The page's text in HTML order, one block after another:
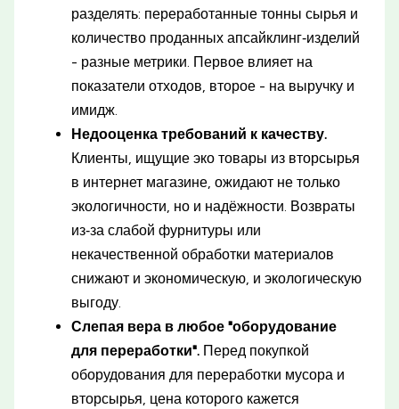
разделять: переработанные тонны сырья и
количество проданных апсайклинг‑изделий
- разные метрики. Первое влияет на
показатели отходов, второе - на выручку и
имидж.
Недооценка требований к качеству.
Клиенты, ищущие эко товары из вторсырья
в интернет магазине, ожидают не только
экологичности, но и надёжности. Возвраты
из‑за слабой фурнитуры или
некачественной обработки материалов
снижают и экономическую, и экологическую
выгоду.
Слепая вера в любое "оборудование
для переработки". Перед покупкой
оборудования для переработки мусора и
вторсырья, цена которого кажется